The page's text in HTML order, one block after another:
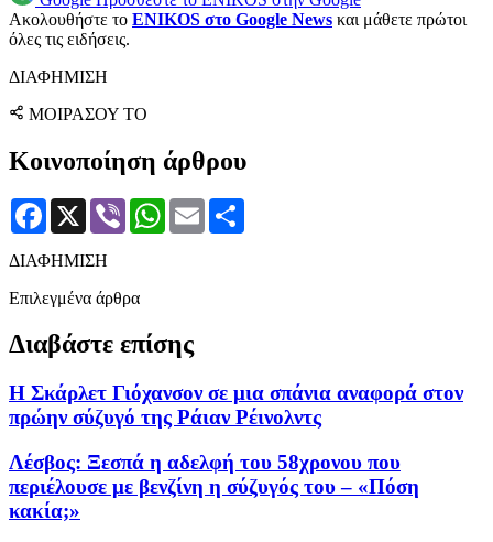
Ακολουθήστε το ENIKOS στο Google News και μάθετε πρώτοι
όλες τις ειδήσεις.
ΔΙΑΦΗΜΙΣΗ
ΜΟΙΡΑΣΟΥ ΤΟ
Κοινοποίηση άρθρου
Facebook
X Viber WhatsApp
Email
ΔΙΑΦΗΜΙΣΗ
Επιλεγμένα άρθρα
Διαβάστε επίσης
Η Σκάρλετ Γιόχανσον σε μια σπάνια αναφορά στον
πρώην σύζυγό της Ράιαν Ρέινολντς
Λέσβος: Ξεσπά η αδελφή του 58χρονου που
περιέλουσε με βενζίνη η σύζυγός του – «Πόση
κακία;»